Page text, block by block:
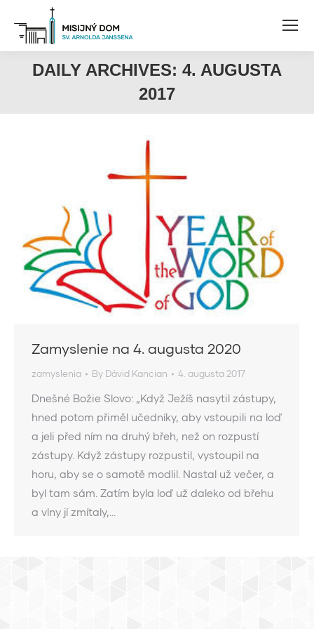
DAILY ARCHIVES: 4. AUGUSTA
2017
Zamyslenie na 4. augusta 2020
zamyslenia By Dávid Kancian 4. augusta 2017
Dnešné Božie Slovo: „Když Ježíš nasytil zástupy,
hned potom přiměl učedníky, aby vstoupili na loď
a jeli před ním na druhý břeh, než on rozpustí
zástupy. Když zástupy rozpustil, vystoupil na
horu, aby se o samotě modlil. Nastal už večer, a
byl tam sám. Zatím byla loď už daleko od břehu
a vlny jí zmítaly,…